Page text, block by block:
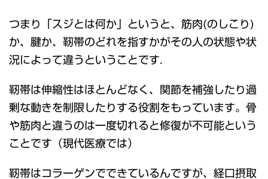
つまり「スジとは何か」というと、筋肉(のしこり)
か、腱か、靭帯のどれを指すかがその人の状態や状
況によって違うということです.
靭帯は伸縮性はほとんどなく、関節を補強したり過
剰な動きを制限したりする役割をもっています。骨
や筋肉と違うのは一度切れると修復が不可能という
ことです（現代医療では）
靭帯はコラーゲンでできているんですが、経口摂取